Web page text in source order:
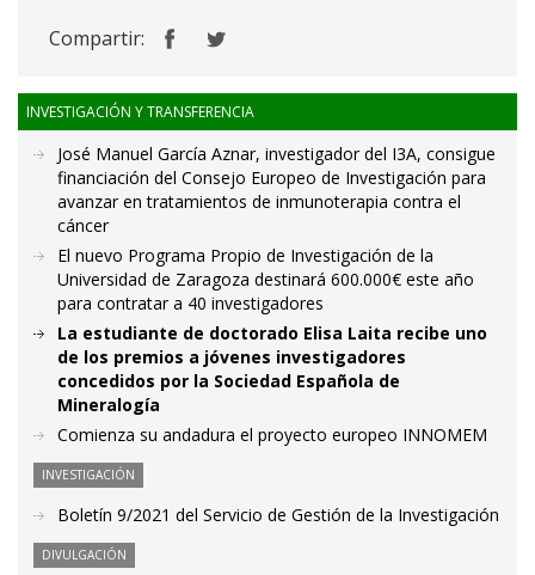
Compartir:
INVESTIGACIÓN Y TRANSFERENCIA
José Manuel García Aznar, investigador del I3A, consigue
financiación del Consejo Europeo de Investigación para
avanzar en tratamientos de inmunoterapia contra el
cáncer
El nuevo Programa Propio de Investigación de la
Universidad de Zaragoza destinará 600.000€ este año
para contratar a 40 investigadores
La estudiante de doctorado Elisa Laita recibe uno
de los premios a jóvenes investigadores
concedidos por la Sociedad Española de
Mineralogía
Comienza su andadura el proyecto europeo INNOMEM
INVESTIGACIÓN
Boletín 9/2021 del Servicio de Gestión de la Investigación
DIVULGACIÓN